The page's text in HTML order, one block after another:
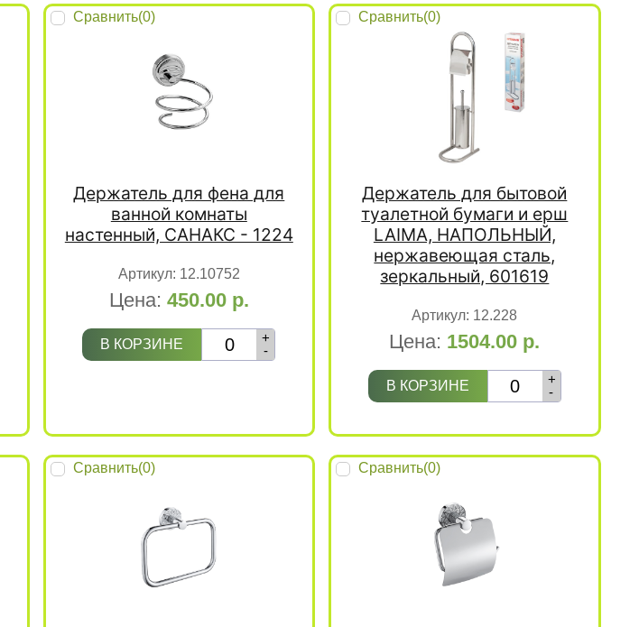
Сравнить(0)
Держатель для фена для
ванной комнаты
настенный, САНАКС - 1224
Артикул: 12.10752
Цена: 450.00 р.
В КОРЗИНЕ -
+
Сравнить(0)
Держатель для бытовой
туалетной бумаги и ерш
LAIMA, НАПОЛЬНЫЙ,
нержавеющая сталь,
зеркальный, 601619
Артикул: 12.228
Цена: 1504.00 р.
В КОРЗИНЕ -
+
Сравнить(0) Сравнить(0)